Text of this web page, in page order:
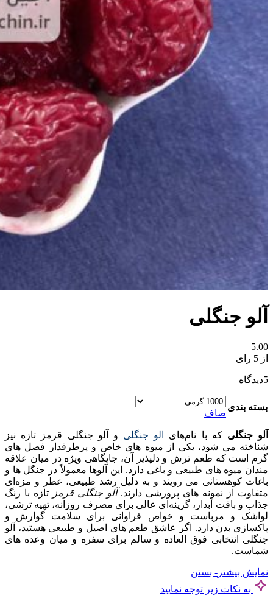
آلو جنگلی
5.00
از 5 رای
5دیدگاه
بسته بندی
صاف
آلو جنگلی که با نام‌های الو جنگلی و آلو جنگلی قرمز تازه نیز
شناخته می‌ شود، یکی از میوه‌ های خاص و پرطرفدار فصل‌ های
گرم است که طعم ترش و دلپذیر آن، جایگاهی ویژه در میان علاقه‌
مندان میوه‌ های طبیعی و باغی دارد. این آلوها معمولاً در جنگل‌ ها و
باغات کوهستانی می‌ رویند و به دلیل رشد طبیعی، عطر و مزه‌ای
متفاوت از نمونه‌ های پرورشی دارند.آلو جنگلی قرمز
تازه با رنگ
جذاب و بافت آبدار، گزینه‌ای عالی برای مصرف روزانه، تهیه ترشی،
لواشک و مرباست و خواص فراوانی برای سلامت گوارش و
پاکسازی بدن دارد. اگر عاشق طعم‌ های اصیل و طبیعی هستید، آلو
جنگلی انتخابی فوق‌ العاده و سالم برای سفره و میان‌ وعده‌ های
شماست.
نمایش بیشتر - بستن
به نکات زیر توجه نمایید